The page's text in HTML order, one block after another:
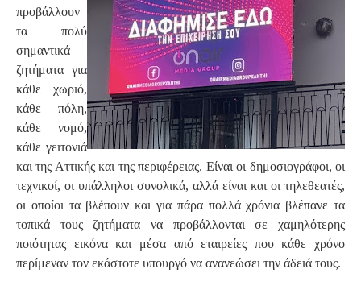
προβάλλουν
τα πολύ
σημαντικά
ζητήματα για
κάθε χωριό,
κάθε πόλη,
κάθε νομό,
κάθε γειτονιά
και της Αττικής και της περιφέρειας. Είναι οι δημοσιογράφοι, οι
τεχνικοί, οι υπάλληλοι συνολικά, αλλά είναι και οι τηλεθεατές,
οι οποίοι τα βλέπουν και για πάρα πολλά χρόνια βλέπανε τα
τοπικά τους ζητήματα να προβάλλονται σε χαμηλότερης
ποιότητας εικόνα και μέσα από εταιρείες που κάθε χρόνο
περίμεναν τον εκάστοτε υπουργό να ανανεώσει την άδειά τους.